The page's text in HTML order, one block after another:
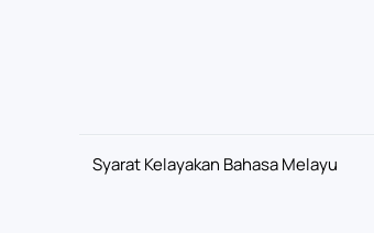
Syarat Kelayakan Bahasa Melayu